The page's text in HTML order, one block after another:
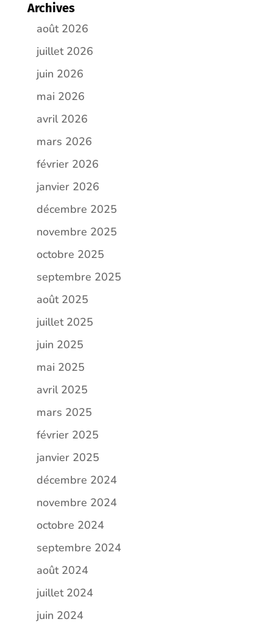
Archives
août 2026
juillet 2026
juin 2026
mai 2026
avril 2026
mars 2026
février 2026
janvier 2026
décembre 2025
novembre 2025
octobre 2025
septembre 2025
août 2025
juillet 2025
juin 2025
mai 2025
avril 2025
mars 2025
février 2025
janvier 2025
décembre 2024
novembre 2024
octobre 2024
septembre 2024
août 2024
juillet 2024
juin 2024